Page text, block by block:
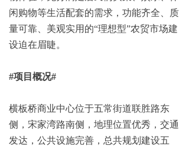
闲购物等生活配套的需求，功能齐全、质
量可靠、美观实用的“理想型”农贸市场建
设迫在眉睫。
#项目概况#
横板桥商业中心位于五常街道联胜路东
侧，宋家湾路南侧，地理位置优秀，交通
发达，公共设施完善，总共规划建设五